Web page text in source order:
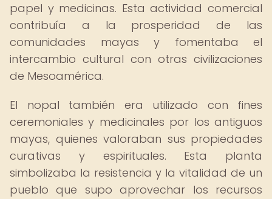
papel y medicinas. Esta actividad comercial
contribuía a la prosperidad de las
comunidades mayas y fomentaba el
intercambio cultural con otras civilizaciones
de Mesoamérica.
El nopal también era utilizado con fines
ceremoniales y medicinales por los antiguos
mayas, quienes valoraban sus propiedades
curativas y espirituales. Esta planta
simbolizaba la resistencia y la vitalidad de un
pueblo que supo aprovechar los recursos